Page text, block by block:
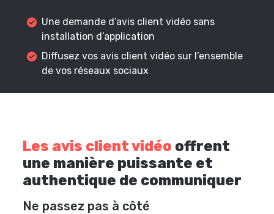
Une demande d’avis client vidéo sans
installation d’application
Diffusez vos avis client vidéo sur l’ensemble
de vos réseaux sociaux
Les avis client vidéo offrent
une manière puissante et
authentique de communiquer
Ne passez pas à côté